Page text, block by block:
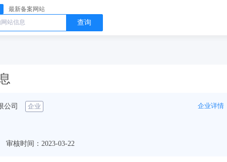
最新备案网站
查询
公司 企业
企业详情
审核时间：2023-03-22